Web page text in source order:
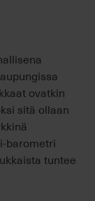
ovatkin
sitä ollaan
barometri
tuntee